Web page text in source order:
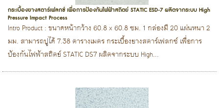
กระเบื้องยางสตาร์เฟลกซ์ เพื่อการป้องกันไฟฟ้าสถิตย์ STATIC ESD-7 ผลิตจากระบบ High
Pressure Impact Process
Intro Product : ขนาดหน้ากว้าง 60.8 x 60.8 ซม. 1 กล่องมี 20 แผ่นหนา 2
มม. สามารถปูได้ 7.38 ตารางเมตร กระเบื้องยางสตาร์เฟลกซ์ เพื่อการ
ป้องกันไฟฟ้าสถิตย์ STATIC DS7 ผลิตจากระบบ High...